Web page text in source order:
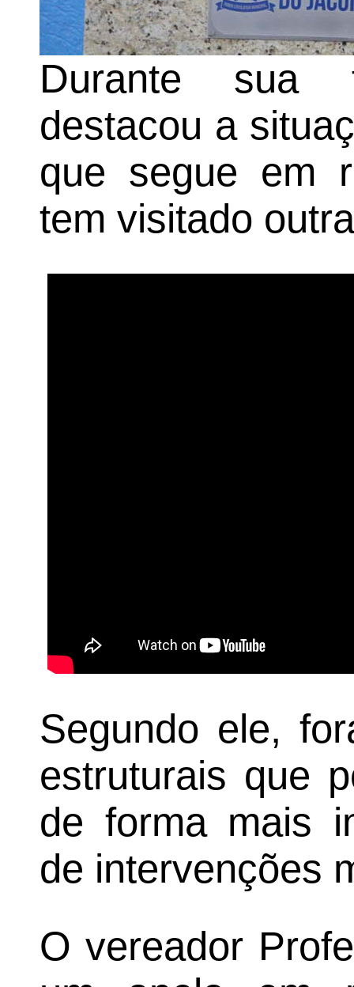
Durante sua
destacou a
que segue em
tem visitado
Segundo ele,
estruturais que
de forma mais
de intervenções
O vereador